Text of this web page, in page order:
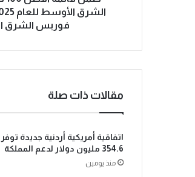
فوربس الشرق
مقالات ذات صلة
اتفاقية أمريكية أردنية جديدة توفر
354.6 مليون دولار لدعم المملكة
منذ يومين